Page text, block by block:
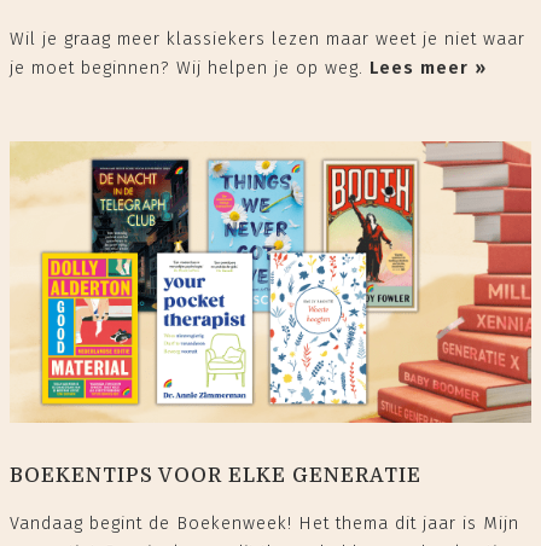
Wil je graag meer klassiekers lezen maar weet je niet waar
je moet beginnen? Wij helpen je op weg. Lees meer »
BOEKENTIPS VOOR ELKE GENERATIE
Vandaag begint de Boekenweek! Het thema dit jaar is Mijn